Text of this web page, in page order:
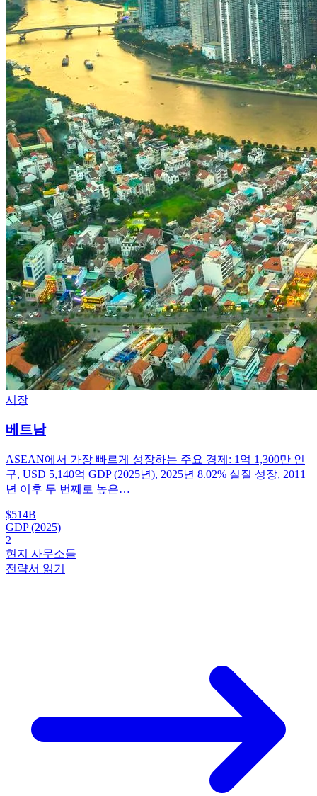
시장
베트남
ASEAN에서 가장 빠르게 성장하는 주요 경제: 1억 1,300만 인
구, USD 5,140억 GDP (2025년), 2025년 8.02% 실질 성장, 2011
년 이후 두 번째로 높은…
$514B
GDP (2025)
2
현지 사무소들
전략서 읽기